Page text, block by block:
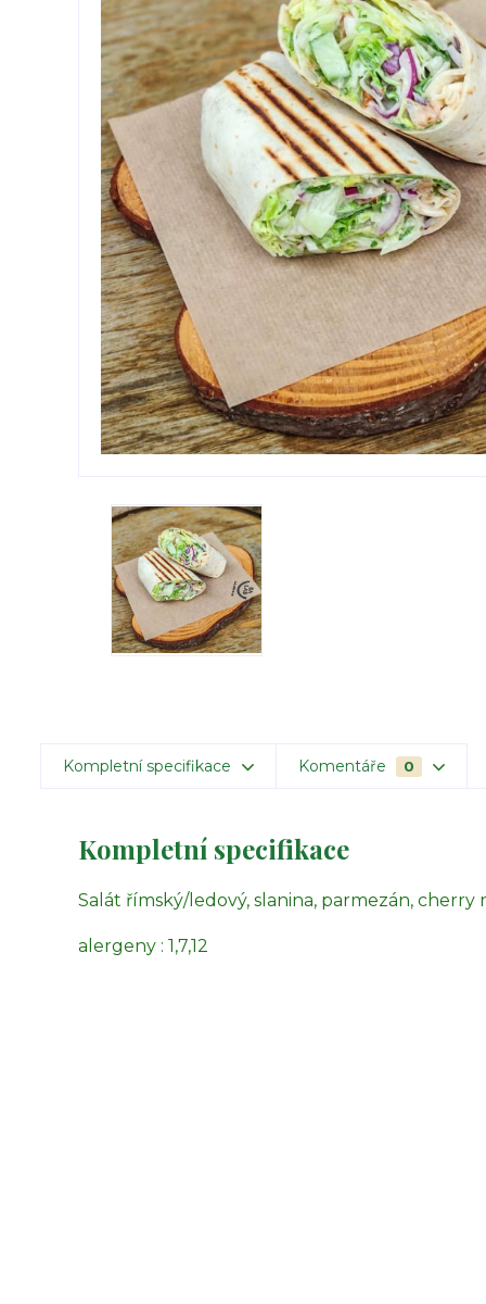
Kompletní specifikace Komentáře 0
Kompletní specifikace
Salát římský/ledový, slanina, parmezán,
alergeny : 1,7,12